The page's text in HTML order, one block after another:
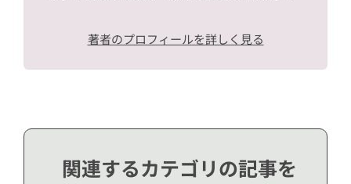
著者のプロフィールを詳しく見る
関連するカテゴリの記事を